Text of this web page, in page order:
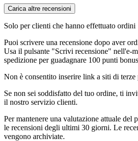
Carica altre recensioni
Solo per clienti che hanno effettuato ordini
Puoi scrivere una recensione dopo aver
Usa il pulsante "Scrivi recensione" nell'e-
spedizione per guadagnare 100 punti
Non è consentito inserire link a siti di terze
Se non sei soddisfatto del tuo ordine, ti
il nostro servizio clienti.
Per mantenere una valutazione attuale del
le recensioni degli ultimi 30 giorni. Le
vengono archiviate.